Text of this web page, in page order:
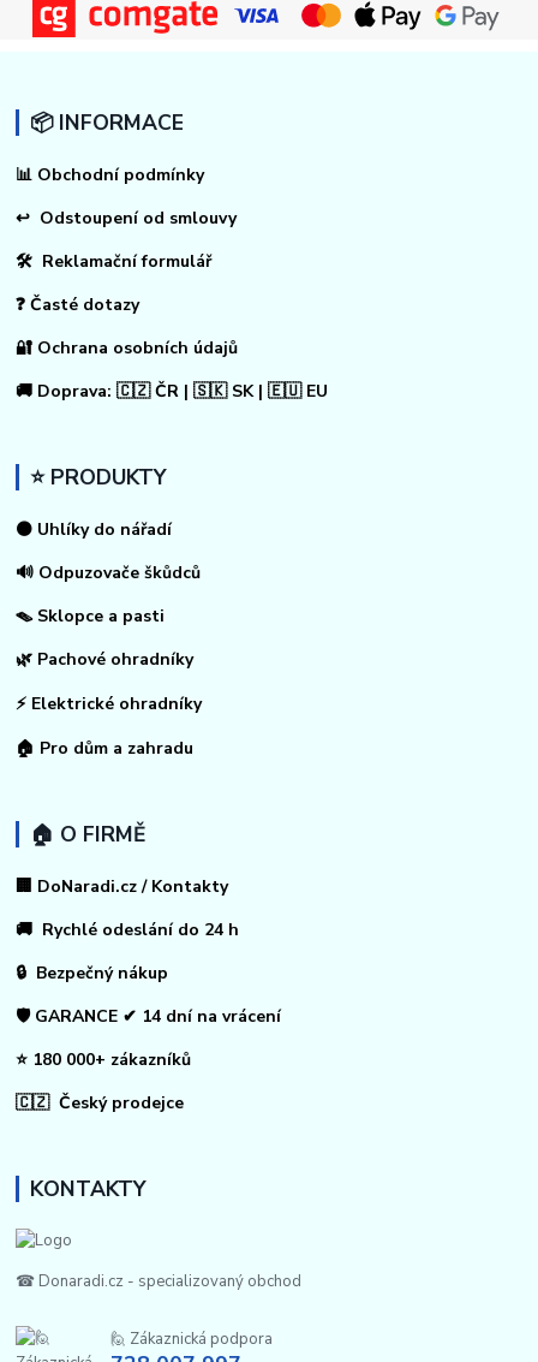
📦 INFORMACE
📊 Obchodní podmínky
↩ Odstoupení od smlouvy
🛠 Reklamační formulář
❓ Časté dotazy
🔐 Ochrana osobních údajů
🚚 Doprava: 🇨🇿 ČR | 🇸🇰 SK | 🇪🇺 EU
⭐ PRODUKTY
⚫ Uhlíky do nářadí
🔊 Odpuzovače škůdců
🪤 Sklopce a pasti
🌿 Pachové ohradníky
⚡ Elektrické ohradníky
🏠 Pro dům a zahradu
🏠 O FIRMĚ
🏢 DoNaradi.cz / Kontakty
🚚 Rychlé odeslání do 24 h
🔒 Bezpečný nákup
🛡️ GARANCE ✔ 14 dní na vrácení
⭐ 180 000+ zákazníků
🇨🇿 Český prodejce
KONTAKTY
☎ Donaradi.cz - specializovaný obchod
🙋 Zákaznická podpora